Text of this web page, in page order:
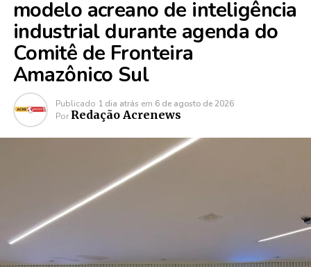
modelo acreano de inteligência
industrial durante agenda do
Comitê de Fronteira
Amazônico Sul
Publicado 1 dia atrás em 6 de agosto de 2026
Por Redação Acrenews